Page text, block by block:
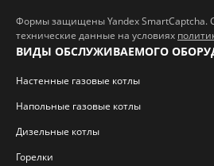
Формы защищены Yandex SmartCaptcha.
технические данные на условиях
ВИДЫ ОБСЛУЖИВАЕМОГО
Настенные газовые котлы
Напольные газовые котлы
Дизельные котлы
Горелки